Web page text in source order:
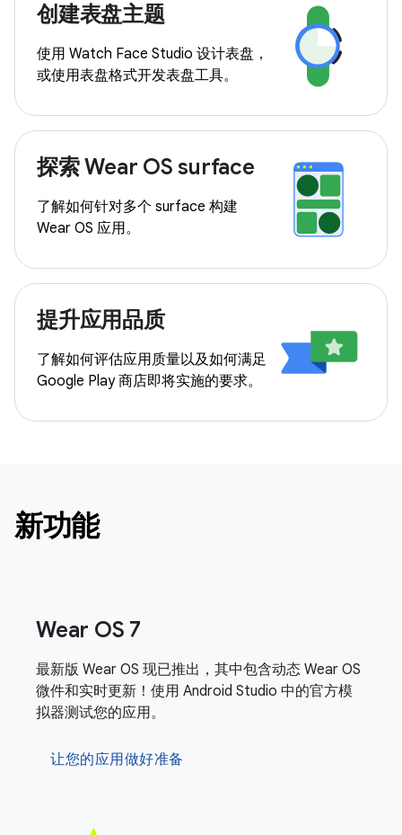
创建表盘主题
使用 Watch Face Studio 设计表盘，
或使用表盘格式开发表盘工具。
探索 Wear OS surface
了解如何针对多个 surface 构建
Wear OS 应用。
提升应用品质
了解如何评估应用质量以及如何满足
Google Play 商店即将实施的要求。
新功能
Wear OS 7
最新版 Wear OS 现已推出，其中包含动态 Wear OS
微件和实时更新！使用 Android Studio 中的官方模
拟器测试您的应用。
让您的应用做好准备